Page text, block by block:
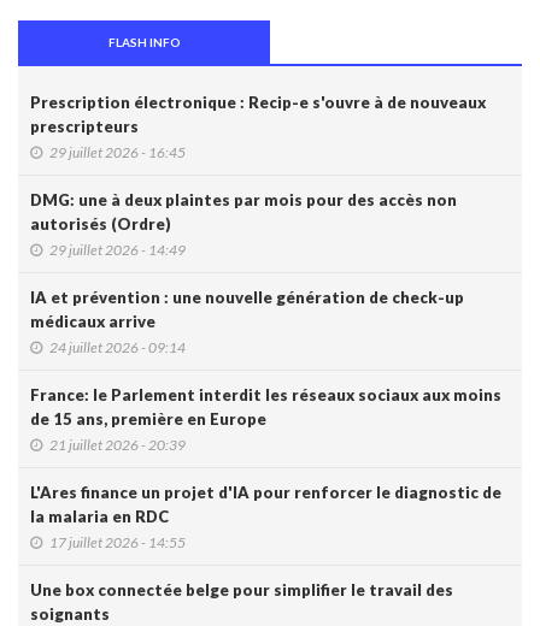
FLASH INFO
Prescription électronique : Recip-e s'ouvre à de nouveaux
prescripteurs
29 juillet 2026 - 16:45
DMG: une à deux plaintes par mois pour des accès non
autorisés (Ordre)
29 juillet 2026 - 14:49
IA et prévention : une nouvelle génération de check-up
médicaux arrive
24 juillet 2026 - 09:14
France: le Parlement interdit les réseaux sociaux aux moins
de 15 ans, première en Europe
21 juillet 2026 - 20:39
L'Ares finance un projet d'IA pour renforcer le diagnostic de
la malaria en RDC
17 juillet 2026 - 14:55
Une box connectée belge pour simplifier le travail des
soignants